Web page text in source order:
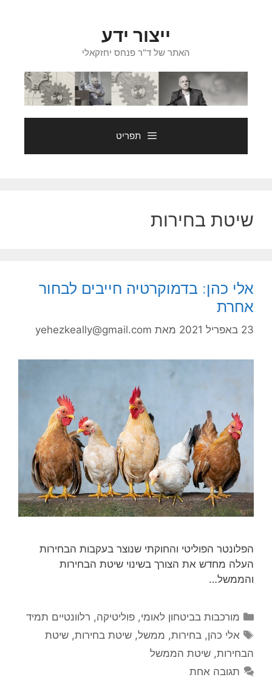
ייצור ידע
האתר של ד"ר פנחס יחזקאלי
תפריט
שיטת בחירות
אלי כהן: בדמוקרטיה חייבים לבחור
אחרת
23 באפריל 2021 מאת yehezkeally@gmail.com
הפלונטר הפוליטי והחוקתי שנוצר בעקבות הבחירות
העלה מחדש את הצורך בשינוי שיטת הבחירות
והממשל…
קטגוריות
מורכבות בביטחון לאומי,פוליטיקה, רלוונטיים תמיד
תגיות
אלי כהן,בחירות, ממשל,שיטת בחירות,שיטת
הבחירות, שיטת הממשל
תגובה אחת